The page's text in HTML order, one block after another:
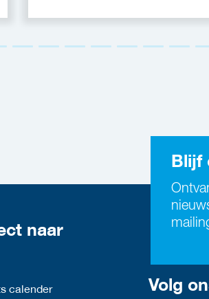
Blijf
naar
calender
Volg